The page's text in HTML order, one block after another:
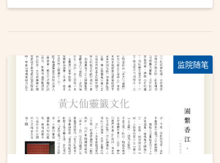
监院随笔